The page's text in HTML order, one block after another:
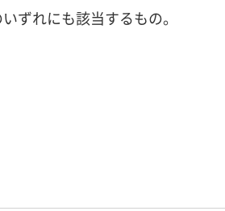
ずれにも該当するもの。